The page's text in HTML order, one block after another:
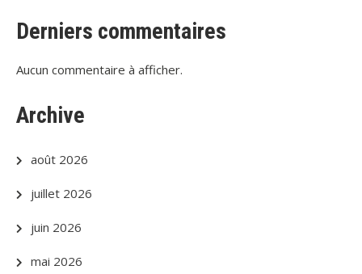
Derniers commentaires
Aucun commentaire à afficher.
Archive
août 2026
juillet 2026
juin 2026
mai 2026